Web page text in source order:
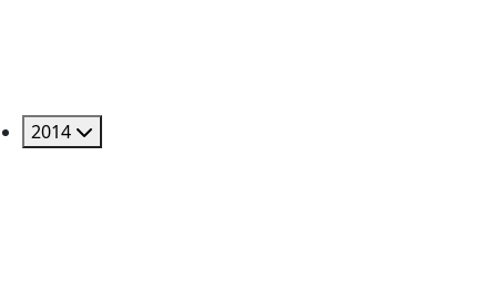
2014